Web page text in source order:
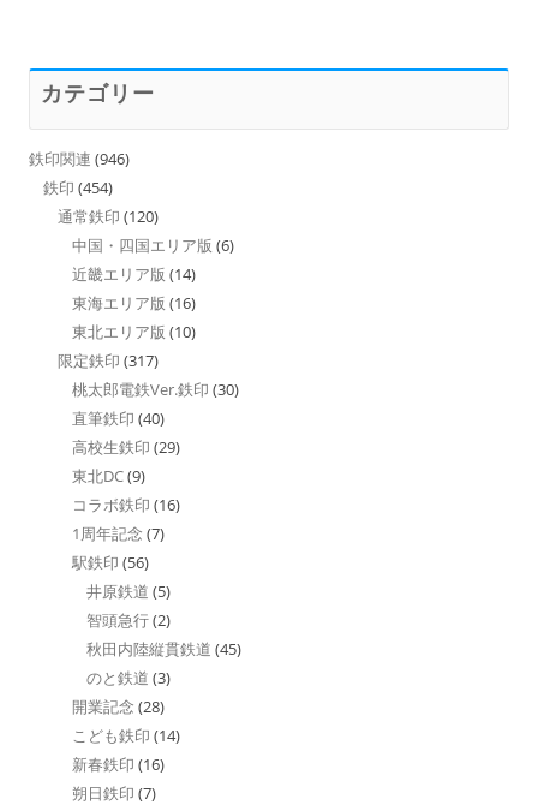
カテゴリー
鉄印関連 (946)
鉄印 (454)
通常鉄印 (120)
中国・四国エリア版 (6)
近畿エリア版 (14)
東海エリア版 (16)
東北エリア版 (10)
限定鉄印 (317)
桃太郎電鉄Ver.鉄印 (30)
直筆鉄印 (40)
高校生鉄印 (29)
東北DC(9)
コラボ鉄印 (16)
1周年記念 (7)
駅鉄印 (56)
井原鉄道 (5)
智頭急行(2)
秋田内陸縦貫鉄道 (45)
のと鉄道 (3)
開業記念 (28)
こども鉄印 (14)
新春鉄印 (16)
朔日鉄印 (7)